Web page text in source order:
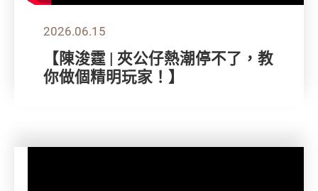
2026.06.15
【陳浚霆 | 夾公仔熱潮停不了，教
你做個精明玩家！】